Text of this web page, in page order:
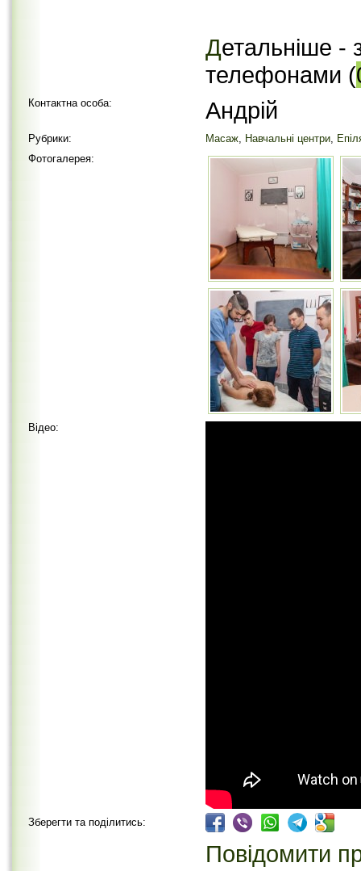
Детальніше -
телефонами (
Контактна особа: Андрій
Рубрики: Масаж, Навчальні центри,
Фотогалерея:
Відео:
Зберегти та поділитись:
Повідомити